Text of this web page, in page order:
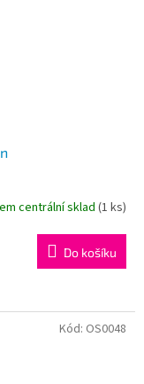
centrální sklad (1 ks)
Do košíku
Kód: OS0048